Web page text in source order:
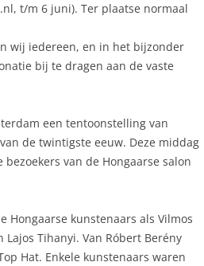
t/m 6 juni). Ter plaatse normaal
wij iedereen, en in het bijzonder
bij te dragen aan de vaste
een tentoonstelling van
de twintigste eeuw. Deze middag
van de Hongaarse salon
Hongaarse kunstenaars als Vilmos
Lajos Tihanyi. Van Róbert Berény
Hat. Enkele kunstenaars waren